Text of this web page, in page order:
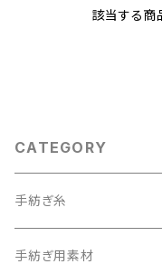
該当する商
CATEGORY
手紡ぎ糸
細い糸
手紡ぎ用素材